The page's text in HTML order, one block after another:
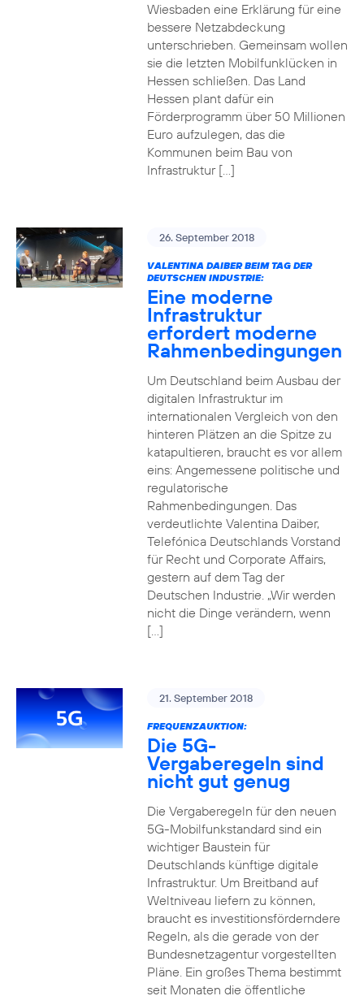
Wiesbaden eine Erklärung für eine
bessere Netzabdeckung
unterschrieben. Gemeinsam wollen
sie die letzten Mobilfunklücken in
Hessen schließen. Das Land
Hessen plant dafür ein
Förderprogramm über 50 Millionen
Euro aufzulegen, das die
Kommunen beim Bau von
Infrastruktur […]
26. September 2018
VALENTINA DAIBER BEIM TAG DER
DEUTSCHEN INDUSTRIE:
Eine moderne
Infrastruktur
erfordert moderne
Rahmenbedingungen
Um Deutschland beim Ausbau der
digitalen Infrastruktur im
internationalen Vergleich von den
hinteren Plätzen an die Spitze zu
katapultieren, braucht es vor allem
eins: Angemessene politische und
regulatorische
Rahmenbedingungen. Das
verdeutlichte Valentina Daiber,
Telefónica Deutschlands Vorstand
für Recht und Corporate Affairs,
gestern auf dem Tag der
Deutschen Industrie. „Wir werden
nicht die Dinge verändern, wenn
[…]
21. September 2018
FREQUENZAUKTION:
Die 5G-
Vergaberegeln sind
nicht gut genug
Die Vergaberegeln für den neuen
5G-Mobilfunkstandard sind ein
wichtiger Baustein für
Deutschlands künftige digitale
Infrastruktur. Um Breitband auf
Weltniveau liefern zu können,
braucht es investitionsförderndere
Regeln, als die gerade von der
Bundesnetzagentur vorgestellten
Pläne. Ein großes Thema bestimmt
seit Monaten die öffentliche